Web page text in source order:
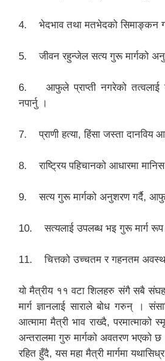
4. भेदभाव तथा मतभेदको सिमाङ्कन गर्ने
5. जीवन रहुन्जेल सत्य गुरू मार्गको
6. आफुले प्राप्ती नगरेको तत्वलाई
नपार्नु ।
7. प्राणी हत्या, हिंसा जस्ता दानविय
8. राष्ट्रिय पहिचानको आधारमा मानिस
9. सत्य गुरू मार्गको अनुशरण गर्दै, आफु
10. सत्यलाई उपलब्ध भइ गुरू मार्ग रूप
11. चित्तको उच्चतम र गहनतम
यो मैत्रीय ११ वटा शिलहरु संगै सबै
मार्ग ज्ञानलाई साराले बोध गरुन् ।
आत्मामा मैत्री भाव राख्दै, परमात्माको
अन्तरालमा गुरु मार्गको अवतरण भएको छ
रहित हुँदै, यस महा मैत्री